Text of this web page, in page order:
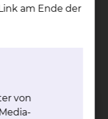
am Ende der
von